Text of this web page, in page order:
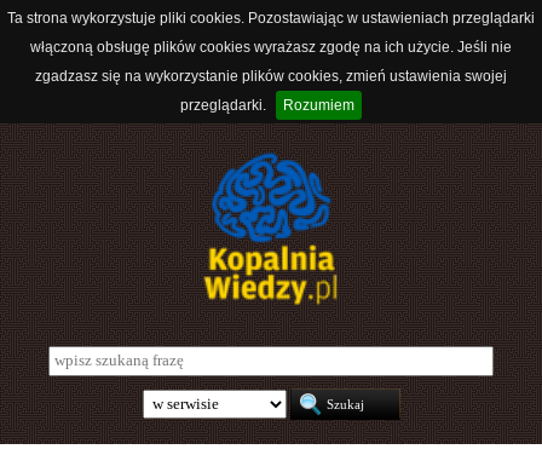
Ta strona wykorzystuje pliki cookies. Pozostawiając w ustawieniach przeglądarki
włączoną obsługę plików cookies wyrażasz zgodę na ich użycie. Jeśli nie
zgadzasz się na wykorzystanie plików cookies, zmień ustawienia swojej
przeglądarki.
Rozumiem